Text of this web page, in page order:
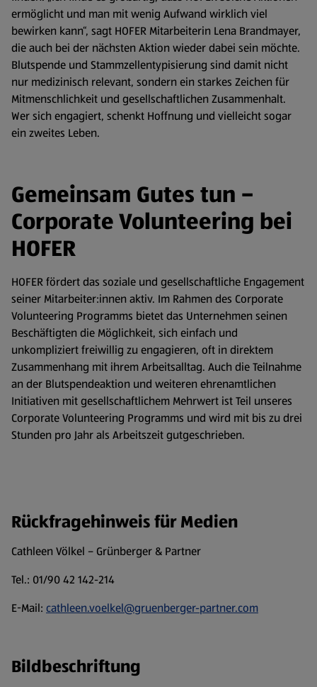
ermöglicht und man mit wenig Aufwand wirklich viel
bewirken kann“, sagt HOFER Mitarbeiterin Lena Brandmayer,
die auch bei der nächsten Aktion wieder dabei sein möchte.
Blutspende und Stammzellentypisierung sind damit nicht
nur medizinisch relevant, sondern ein starkes Zeichen für
Mitmenschlichkeit und gesellschaftlichen Zusammenhalt.
Wer sich engagiert, schenkt Hoffnung und vielleicht sogar
ein zweites Leben.
Gemeinsam Gutes tun –
Corporate Volunteering bei
HOFER
HOFER fördert das soziale und gesellschaftliche Engagement
seiner Mitarbeiter:innen aktiv. Im Rahmen des Corporate
Volunteering Programms bietet das Unternehmen seinen
Beschäftigten die Möglichkeit, sich einfach und
unkompliziert freiwillig zu engagieren, oft in direktem
Zusammenhang mit ihrem Arbeitsalltag. Auch die Teilnahme
an der Blutspendeaktion und weiteren ehrenamtlichen
Initiativen mit gesellschaftlichem Mehrwert ist Teil unseres
Corporate Volunteering Programms und wird mit bis zu drei
Stunden pro Jahr als Arbeitszeit gutgeschrieben.
Rückfragehinweis für Medien
Cathleen Völkel – Grünberger & Partner
Tel.: 01/90 42 142-214
E-Mail: cathleen.voelkel@gruenberger-partner.com
Bildbeschriftung